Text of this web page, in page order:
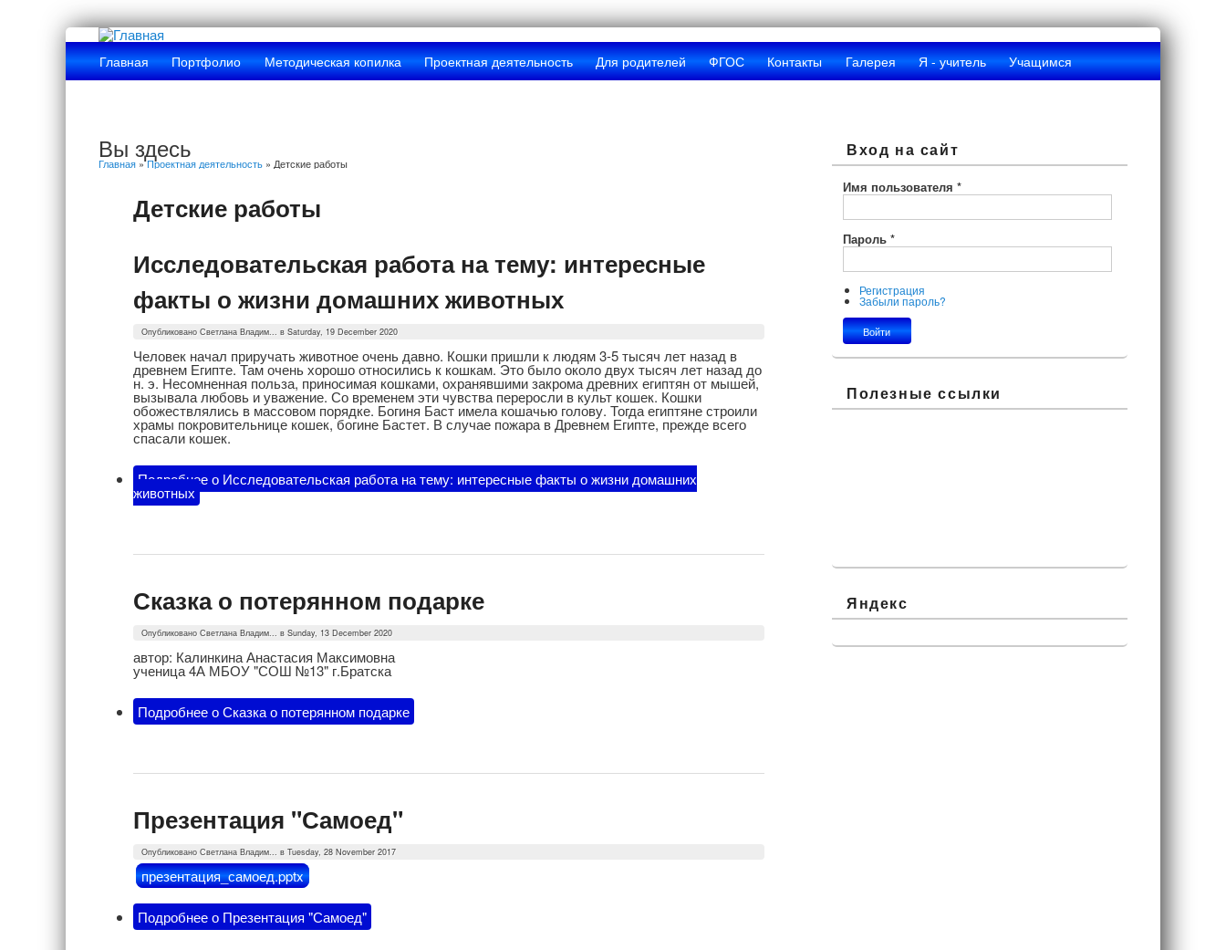
Главная Портфолио Методическая копилка Проектная деятельность Для родителей ФГОС Контакты Галерея Я - учитель Учащимся
Вы здесь
Главная »Проектная деятельность » Детские работы
Детские работы
Исследовательская работа на тему: интересные
факты о жизни домашних животных
ОпубликованоСветлана Владим... в Saturday, 19 December 2020
Человек начал приручать животное очень давно. Кошки пришли к людям 3-5 тысяч лет назад в
древнем Египте. Там очень хорошо относились к кошкам. Это было около двух тысяч лет назад до
н. э. Несомненная польза, приносимая кошками, охранявшими закрома древних египтян от мышей,
вызывала любовь и уважение. Со временем эти чувства переросли в культ кошек. Кошки
обожествлялись в массовом порядке. Богиня Баст имела кошачью голову. Тогда египтяне строили
храмы покровительнице кошек, богине Бастет. В случае пожара в Древнем Египте, прежде всего
спасали кошек.
Подробнеео Исследовательская работа на тему: интересные факты о жизни домашних
животных
Сказка о потерянном подарке
ОпубликованоСветлана Владим... в Sunday, 13 December 2020
автор: Калинкина Анастасия Максимовна
ученица 4А МБОУ "СОШ №13" г.Братска
Подробнеео Сказка о потерянном подарке
Презентация "Самоед"
ОпубликованоСветлана Владим... в Tuesday, 28 November 2017
презентация_самоед.pptx
Подробнеео Презентация "Самоед"
Вход на сайт
Имя пользователя *
Пароль *
Регистрация
Забыли пароль?
Полезные ссылки
Яндекс